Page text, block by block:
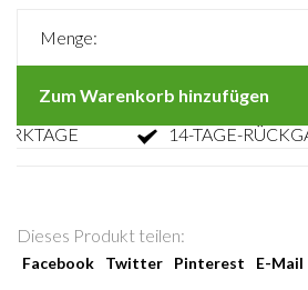
Menge:
Zum Warenkorb hinzufügen
14-TAGE-RÜCKGABE
Dieses Produkt teilen:
Facebook Twitter Pinterest E-Mail